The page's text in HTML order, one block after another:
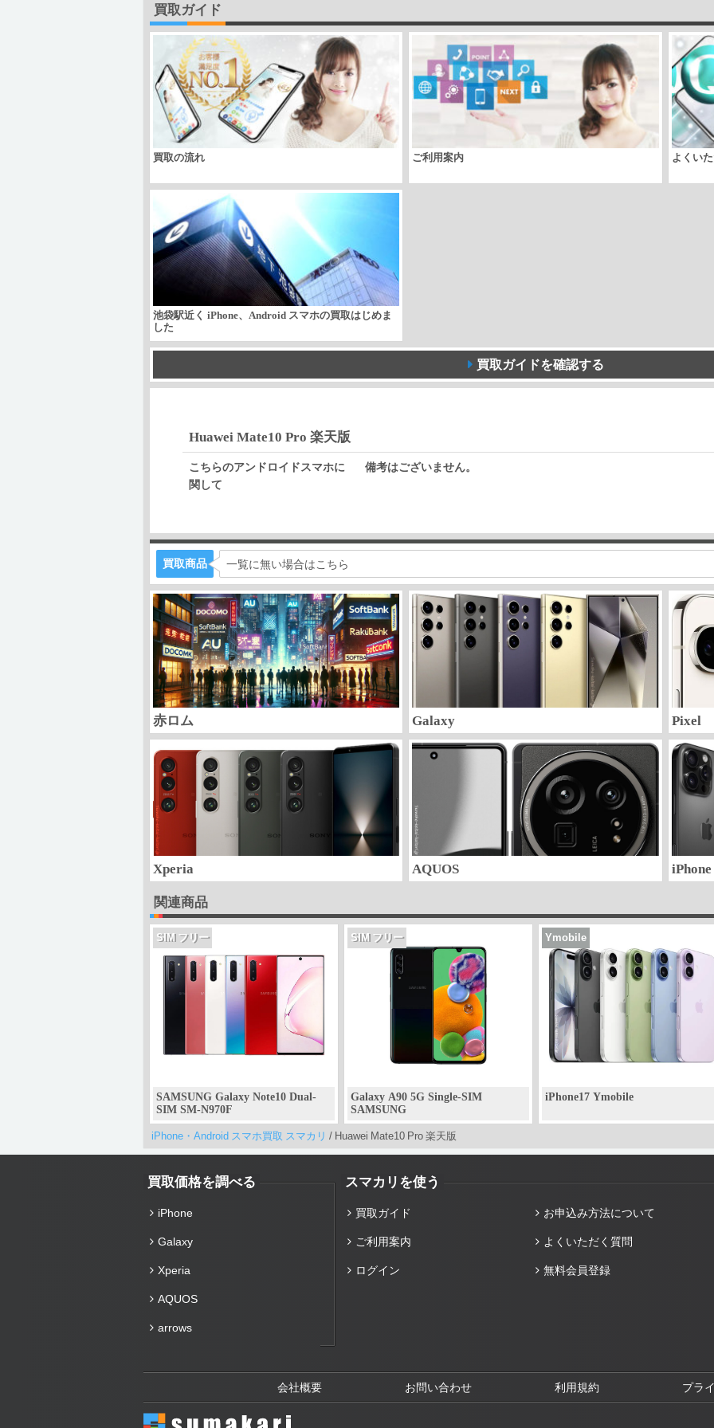
買取ガイド
買取の流れ ご利用案内 よくい
池袋駅近く iPhone、Android スマホの買取はじめま
した
買取ガイドを確認する
Huawei Mate10 Pro 楽天版
こちらのアンドロイドスマホに
関して
備考はございません。
買取商品 一覧に無い場合はこちら
赤ロム Galaxy Pixel
Xperia AQUOS iPhone
関連商品
SIM フリー
SAMSUNG Galaxy Note10 Dual-
SIM SM-N970F
SIM フリー
Galaxy A90 5G Single-SIM
SAMSUNG
Ymobile
iPhone17 Ymobile
iPhone・Android スマホ買取 スマカリ / Huawei Mate10 Pro 楽天版
買取価格を調べる
iPhone
Galaxy
Xperia
AQUOS
arrows
スマカリを使う
買取ガイド お申込み方法について
ご利用案内 よくいただく質問
ログイン 無料会員登録
会社概要 お問い合わせ 利用規約 プラ